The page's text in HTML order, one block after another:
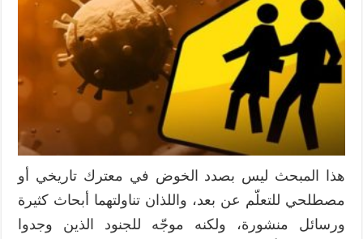
هذا المبحث ليس بصدد الخوض في معترك تاريخي أو
مصطلحي للتعلّم عن بعد، واللذان تناولتهما أبحاث كثيرة
ورسائل منشورة، ولكنه موجّه للجنود الذين وجدوا